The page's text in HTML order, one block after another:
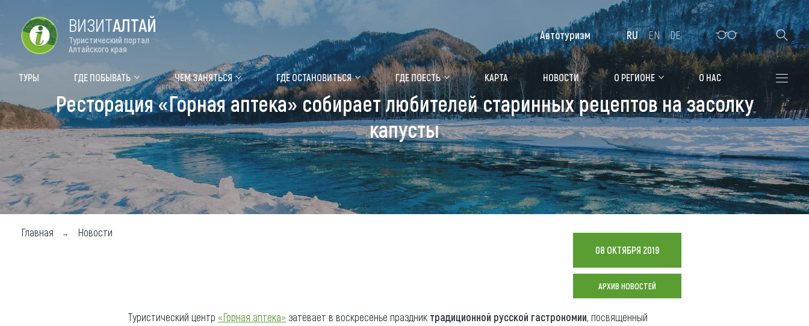
Форум VISIT ALTAI Цветение маральника Медицинский форум Алтайская зимовка
Туры Где побывать
Объекты природы
Объекты истории и культуры
Объекты развлечений
Топ туристических мест
Чем заняться
Календарь событий
Аудиогид
Мой маршрут
Где остановиться
Санатории
Гостиницы, отели
Коттеджи, базы
Сельские усадьбы
Мотели, придорожные отели
Новости
Общая информация
Коллекция впечатлений
Блог путешественника
ВИЗИТАЛТАЙ
Туристический портал
Алтайского края
ТУРЫ ГДЕ ПОБЫВАТЬ ЧЕМ ЗАНЯТЬСЯ ГДЕ ОСТАНОВИТЬСЯ ГДЕ ПОЕСТЬ КАРТА НОВОСТИ О РЕГИОНЕ О НАС
Автотуризм RU EN DE
Ресторация «Горная аптека» собирает любителей старинных рецептов на засолку
капусты
Главная Новости
08 ОКТЯБРЯ 2019
АРХИВ НОВОСТЕЙ
Туристический центр «Горная аптека» затевает в воскресенье праздник традиционной русской гастрономии, посвященный